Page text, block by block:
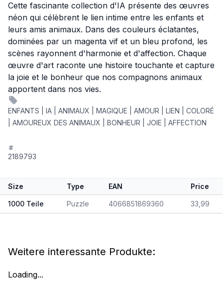
Cette fascinante collection d'IA présente des œuvres
néon qui célèbrent le lien intime entre les enfants et
leurs amis animaux. Dans des couleurs éclatantes,
dominées par un magenta vif et un bleu profond, les
scènes rayonnent d'harmonie et d'affection. Chaque
œuvre d'art raconte une histoire touchante et capture
la joie et le bonheur que nos compagnons animaux
apportent dans nos vies.
ENFANTS | IA | ANIMAUX | MAGIQUE | AMOUR | LIEN | COLORÉ
| AMOUREUX DES ANIMAUX | BONHEUR | JOIE | AFFECTION
2189793
Size Type EAN Price
1000 Teile Puzzle 4066851869360 33,99
Weitere interessante Produkte:
Loading...